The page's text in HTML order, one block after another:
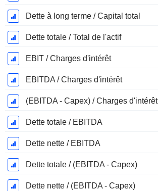
Dette à long terme / Capital total
Dette totale / Total de l'actif
EBIT / Charges d'intérêt
EBITDA / Charges d'intérêt
(EBITDA - Capex) / Charges d'intérêt
Dette totale / EBITDA
Dette nette / EBITDA
Dette totale / (EBITDA - Capex)
Dette nette / (EBITDA - Capex)